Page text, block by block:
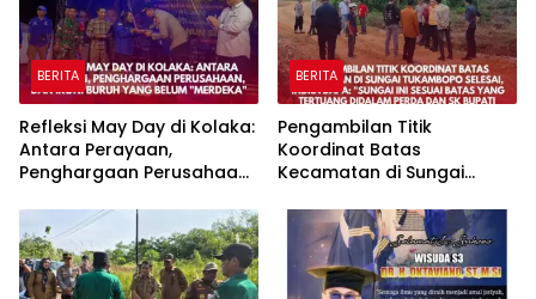
BERITA
Refleksi May Day di Kolaka:
Antara Perayaan,
Penghargaan Perusahaan,
Belum “Merdeka”
BERITA
Pengambilan Titik
Koordinat Batas
Kecamatan di Sungai
Dapa: Sungai ini Sesuai
Batas yang Tertuang
Didalam Perda dan SK
Bupati